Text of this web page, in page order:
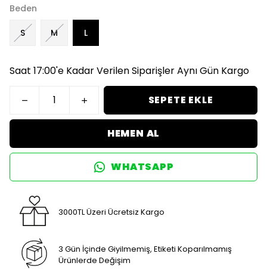
Beden
S M L
Saat 17:00'e Kadar Verilen Siparişler Aynı Gün Kargo
SEPETE EKLE
HEMEN AL
WHATSAPP
3000TL Üzeri Ücretsiz Kargo
3 Gün İçinde Giyilmemiş, Etiketi Koparılmamış
Ürünlerde Değişim